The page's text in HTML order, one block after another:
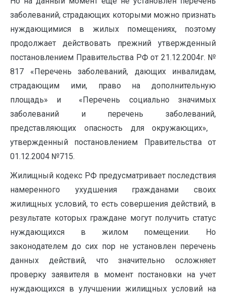
заболеваний, страдающих которыми можно признать
нуждающимися в жилых помещениях, поэтому
продолжает действовать прежний утвержденный
постановлением Правительства РФ от 21.12.2004г. №
817 «Перечень заболеваний, дающих инвалидам,
страдающим ими, право на дополнительную
площадь» и ‏ㅤ «Перечень социально значимых
заболеваний и перечень заболеваний,
представляющих опасность для окружающих», ‏ㅤ
утвержденный постановлением Правительства от
01.12.2004 №715.
Жилищный кодекс РФ предусматривает последствия
намеренного ухудшения гражданами своих
результате которых граждане могут получить статус
нуждающихся в жилом помещении. Но
законодателем до сих пор не установлен перечень
данных действий, что значительно осложняет
проверку заявителя в момент постановки на учет
нуждающихся в улучшении жилищных условий на